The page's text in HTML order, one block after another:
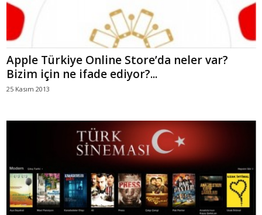
Apple Türkiye Online Store’da neler var?
Bizim için ne ifade ediyor?...
25 Kasım 2013